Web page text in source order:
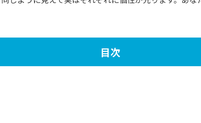
目次